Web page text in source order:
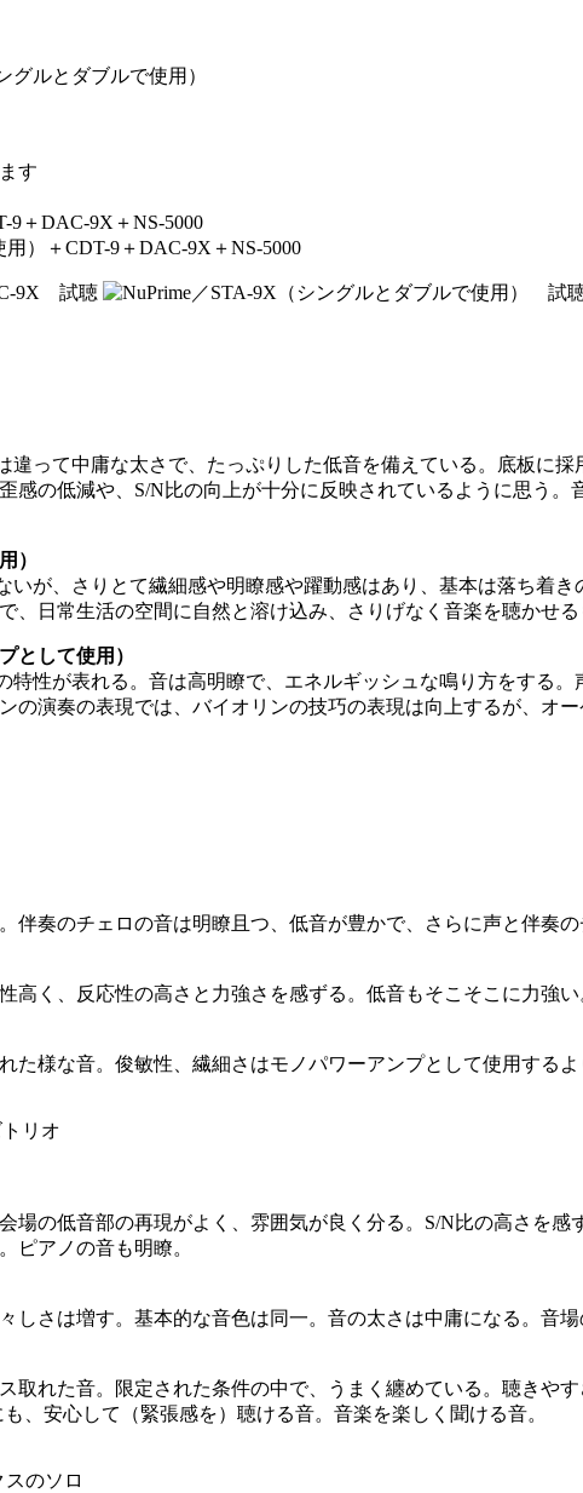
ルとダブルで使用）
す
＋DAC-9X＋NS-5000
）＋CDT-9＋DAC-9X＋NS-5000
って中庸な太さで、たっぷりした低音を備えている。底板に
感の低減や、S/N比の向上が十分に反映されているように思う
）
が、さりとて繊細感や明瞭感や躍動感はあり、基本は落ち着
、日常生活の空間に自然と溶け込み、さりげなく音楽を聴かせる
として使用）
性が表れる。音は高明瞭で、エネルギッシュな鳴り方をする
の演奏の表現では、バイオリンの技巧の表現は向上するが、オ
伴奏のチェロの音は明瞭且つ、低音が豊かで、さらに声と伴奏
高く、反応性の高さと力強さを感ずる。低音もそこそこに力強
様な音。俊敏性、繊細さはモノパワーアンプとして使用するよ
リオ
場の低音部の再現がよく、雰囲気が良く分る。S/N比の高さを
ピアノの音も明瞭。
しさは増す。基本的な音色は同一。音の太さは中庸になる。音場
取れた音。限定された条件の中で、うまく纏めている。聴きや
、安心して（緊張感を）聴ける音。音楽を楽しく聞ける音。
のソロ